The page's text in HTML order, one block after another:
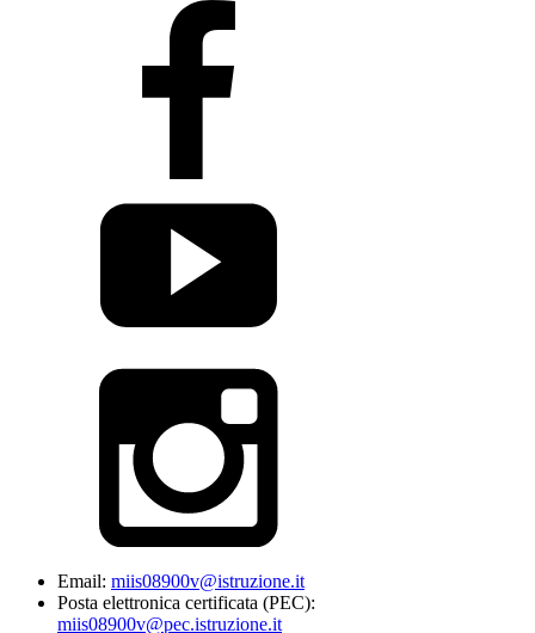
Email: miis08900v@istruzione.it
Posta elettronica certificata (PEC):
miis08900v@pec.istruzione.it